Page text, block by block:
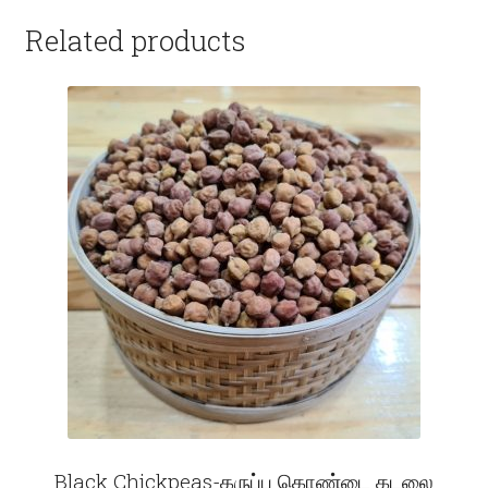
Related products
Black Chickpeas-கருப்பு கொண்டை கடலை